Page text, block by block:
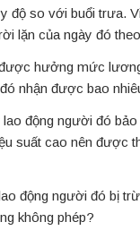
độ so với buổi trưa.
lặn của ngày đó
hưởng mức
nhận được bao
động người đó
suất cao nên được
động người đó bị
không phép?